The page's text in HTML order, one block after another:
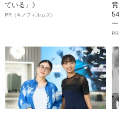
ている』》
PR（キノフィルムズ）
ー